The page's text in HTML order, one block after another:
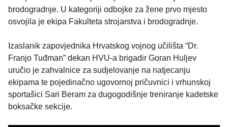
brodogradnje. U kategoriji odbojke za žene prvo mjesto
osvojila je ekipa Fakulteta strojarstva i brodogradnje.
Izaslanik zapovjednika Hrvatskog vojnog učilišta “Dr.
Franjo Tuđman” dekan HVU-a brigadir Goran Huljev
uručio je zahvalnice za sudjelovanje na natjecanju
ekipama te pojedinačno ugovornoj pričuvnici i vrhunskoj
sportašici Sari Beram za dugogodišnje treniranje kadetske
boksačke sekcije.